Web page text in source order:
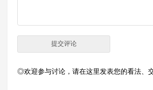
◎欢迎参与讨论，请在这里发表您的看法、